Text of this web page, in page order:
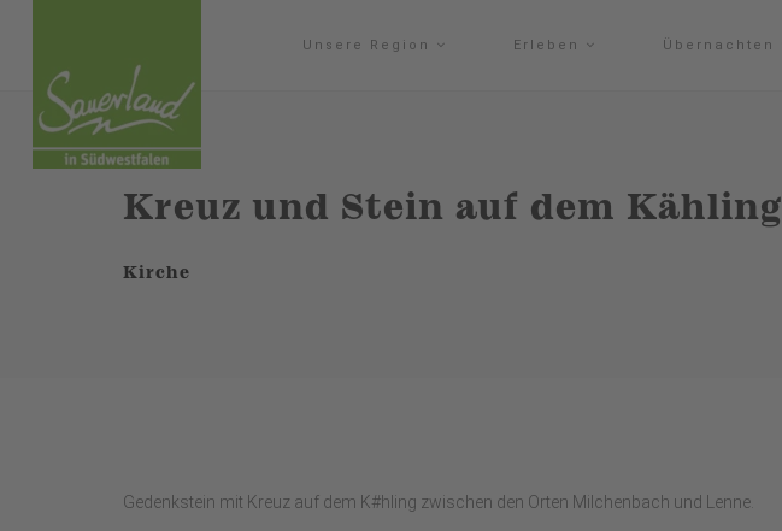
Unsere Region Erleben Übernachten
Kreuz und Stein auf dem Kähling
Kirche
Gedenkstein mit Kreuz auf dem K#hling zwischen den Orten Milchenbach und Lenne.